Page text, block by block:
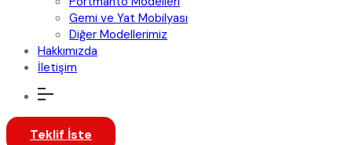
Gemi ve Yat Mobilyası
Diğer Modellerimiz
Hakkımızda
İletişim
Teklif İste